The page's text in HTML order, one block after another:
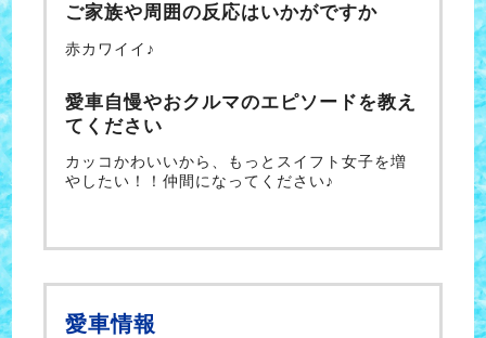
ご家族や周囲の反応はいかがですか
赤カワイイ♪
愛車自慢やおクルマのエピソードを教え
てください
カッコかわいいから、もっとスイフト女子を増
やしたい！！仲間になってください♪
愛車情報